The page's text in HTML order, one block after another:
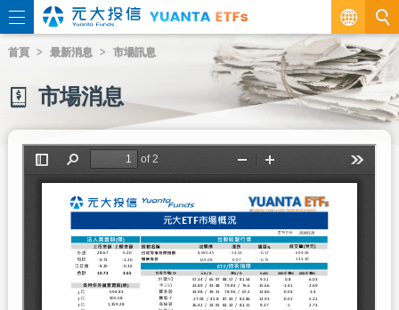
繁
EN
首頁 最新消息 市場訊息
市場消息